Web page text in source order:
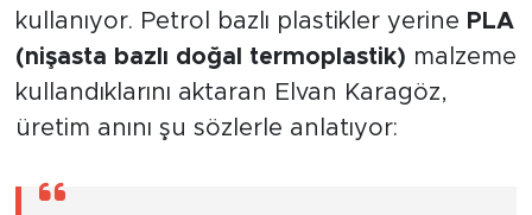
kullanıyor. Petrol bazlı plastikler yerine PLA
(nişasta bazlı doğal termoplastik) malzeme
kullandıklarını aktaran Elvan Karagöz,
üretim anını şu sözlerle anlatıyor: